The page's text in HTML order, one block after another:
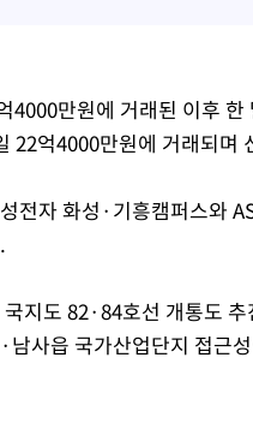
4000만원에 거래된 이후
22억4000만원에 거래되며
전자 화성·기흥캠퍼스와
지도 82·84호선 개통도
남사읍 국가산업단지 접근